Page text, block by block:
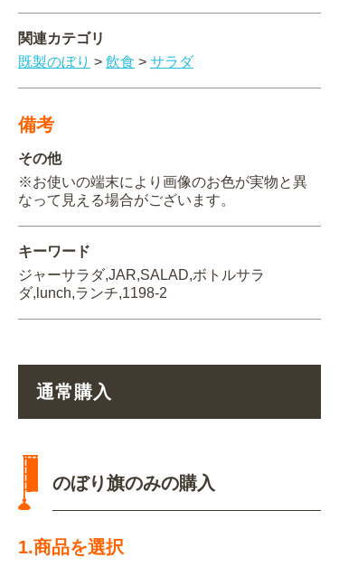
関連カテゴリ
既製のぼり > 飲食 > サラダ
備考
その他
※お使いの端末により画像のお色が実物と異
なって見える場合がございます。
キーワード
ジャーサラダ,JAR,SALAD,ボトルサラ
ダ,lunch,ランチ,1198-2
通常購入
のぼり旗のみの購入
1.商品を選択